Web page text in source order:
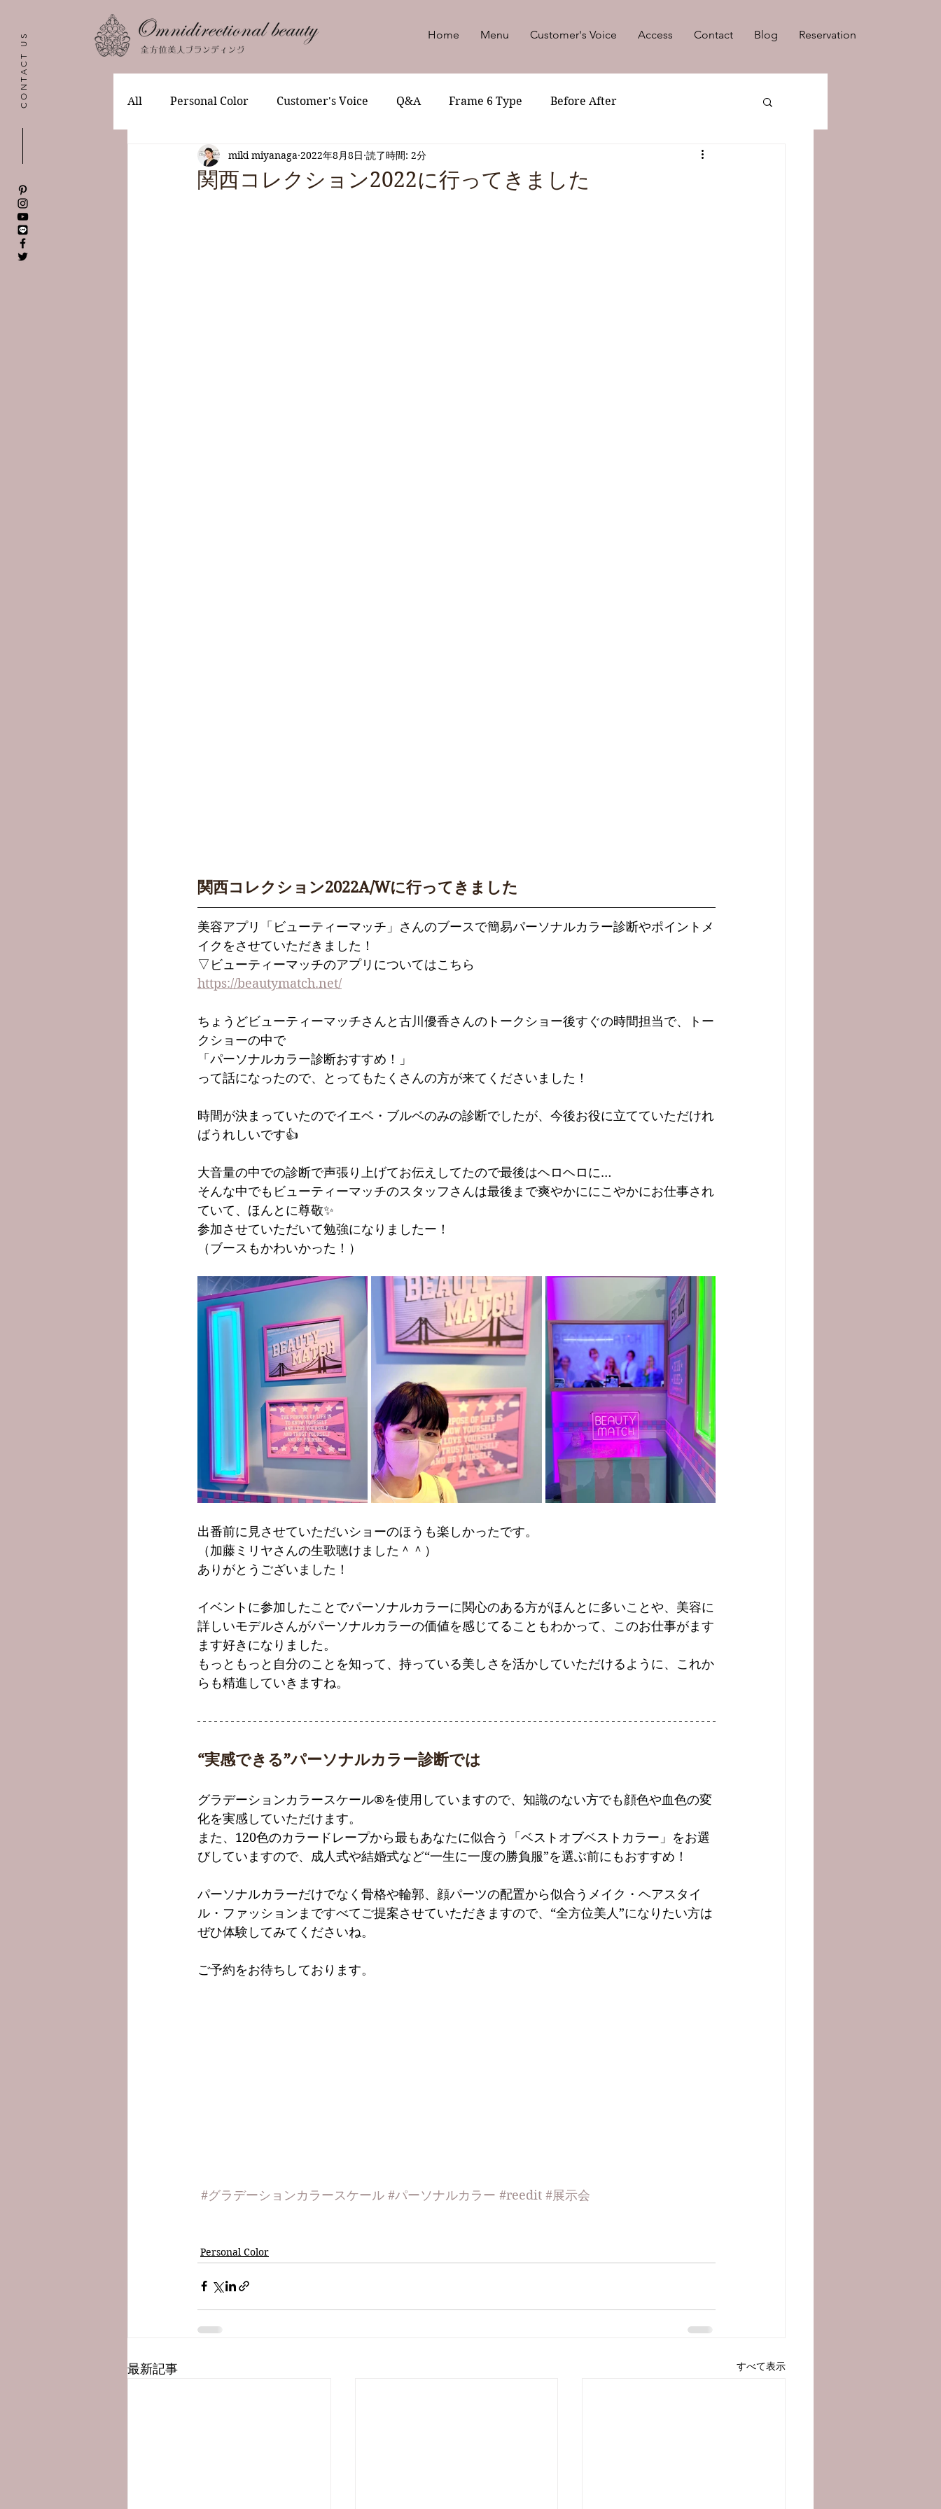
CONTACT US All Personal Color Customer's Voice Q&A Frame 6 Type Before After
関西コレクション2022に行ってきました
miki miyanaga 2022年8月8日 読了時間: 2分
関西コレクション2022A/Wに行ってきました
美容アプリ「ビューティーマッチ」さんのブースで簡易パーソナルカラー診断やポイントメ
イクをさせていただきました！
▽ビューティーマッチのアプリについてはこちら
https://beautymatch.net/
ちょうどビューティーマッチさんと古川優香さんのトークショー後すぐの時間担当で、トー
クショーの中で
「パーソナルカラー診断おすすめ！」
って話になったので、とってもたくさんの方が来てくださいました！
時間が決まっていたのでイエベ・ブルベのみの診断でしたが、今後お役に立てていただけれ
ばうれしいです👍
大音量の中での診断で声張り上げてお伝えしてたので最後はヘロヘロに…
そんな中でもビューティーマッチのスタッフさんは最後まで爽やかににこやかにお仕事され
ていて、ほんとに尊敬✨
参加させていただいて勉強になりましたー！
（ブースもかわいかった！）
出番前に見させていただいショーのほうも楽しかったです。
（加藤ミリヤさんの生歌聴けました＾＾）
ありがとうございました！
イベントに参加したことでパーソナルカラーに関心のある方がほんとに多いことや、美容に
詳しいモデルさんがパーソナルカラーの価値を感じてることもわかって、このお仕事がます
ます好きになりました。
もっともっと自分のことを知って、持っている美しさを活かしていただけるように、これか
らも精進していきますね。
“実感できる”パーソナルカラー診断では
グラデーションカラースケール®︎を使用していますので、知識のない方でも顔色や血色の変
化を実感していただけます。
また、120色のカラードレープから最もあなたに似合う「ベストオブベストカラー」をお選
びしていますので、成人式や結婚式など“一生に一度の勝負服”を選ぶ前にもおすすめ！
パーソナルカラーだけでなく骨格や輪郭、顔パーツの配置から似合うメイク・ヘアスタイ
ル・ファッションまですべてご提案させていただきますので、“全方位美人”になりたい方は
ぜひ体験してみてくださいね。
ご予約をお待ちしております。
#グラデーションカラースケール #パーソナルカラー #reedit #展示会
Personal Color
最新記事 すべて表示
Home Menu Customer's Voice Access Contact Blog Reservation